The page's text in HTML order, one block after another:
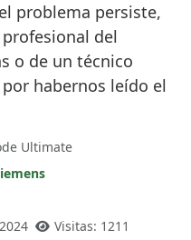
problema persiste,
del
o de un técnico
habernos leído el
Ultimate
Visitas: 1211